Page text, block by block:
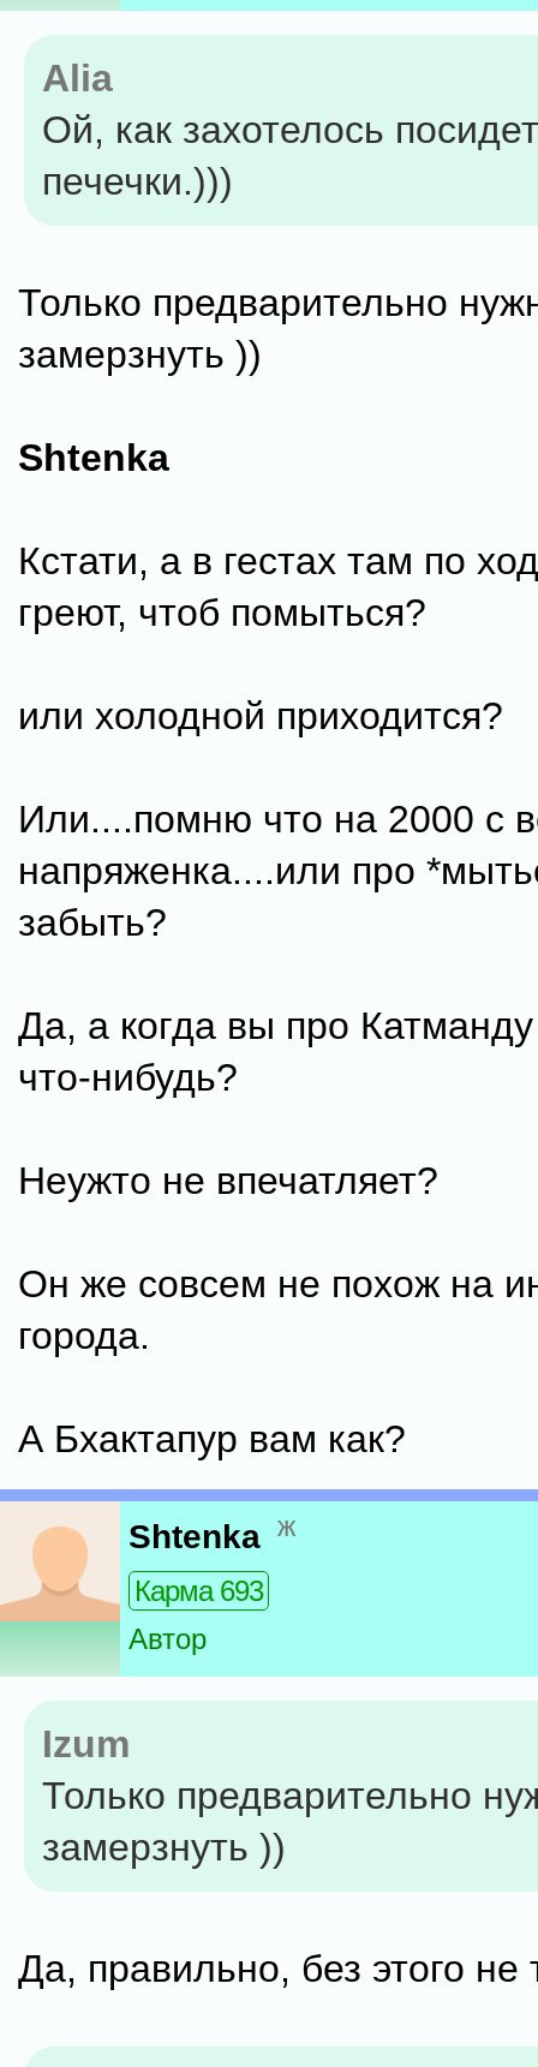
Alia
Ой, как захотелось
печечки.)))
Только предварительно
замерзнуть ))
Shtenka
Кстати, а в гестах там по
греют, чтоб помыться?
или холодной приходится?
Или....помню что на 2000 с
напряженка....или про
забыть?
Да, а когда вы про
что-нибудь?
Неужто не впечатляет?
Он же совсем не похож на
города.
А Бхактапур вам как?
Shtenka ж
Карма 693
Автор
Izum
Только предварительно
замерзнуть ))
Да, правильно, без этого не